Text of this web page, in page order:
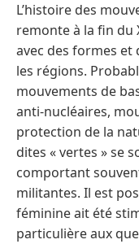
L’histoire des
remonte à la fin du
avec des formes
les régions.
mouvements de
anti-nucléaires,
protection de la
dites « vertes » se
comportant
militantes. Il est
féminine ait été
particulière aux